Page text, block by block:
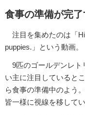
食事の準備が完
注目を集めたのは「
puppies.」という動画。
9匹のゴールデンレト
い主に注目していると
ら食事の準備中のよう
皆一様に視線を移してい